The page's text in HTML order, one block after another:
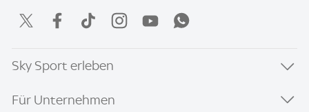
Sky Sport erleben
Für Unternehmen